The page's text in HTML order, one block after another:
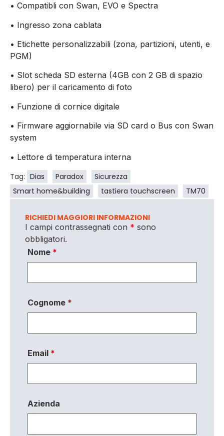
• Compatibli con Swan, EVO e Spectra
• Ingresso zona cablata
• Etichette personalizzabili (zona, partizioni, utenti, e
PGM)
• Slot scheda SD esterna (4GB con 2 GB di spazio
libero) per il caricamento di foto
• Funzione di cornice digitale
• Firmware aggiornabile via SD card o Bus con Swan
system
• Lettore di temperatura interna
Tag: Dias Paradox
Sicurezza
Smart home&building
tastiera touchscreen TM70
RICHIEDI MAGGIORI INFORMAZIONI
I campi contrassegnati con * sono
obbligatori.
Nome *
Cognome *
Email *
Azienda